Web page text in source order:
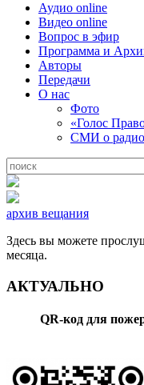
Аудио online
Видео online
Вопрос в эфир
Программа и
Авторы
Передачи
О нас
Фото
«Голос
СМИ о радио
архив вещания
Здесь вы можете
месяца.
АКТУАЛЬНО
QR-код для